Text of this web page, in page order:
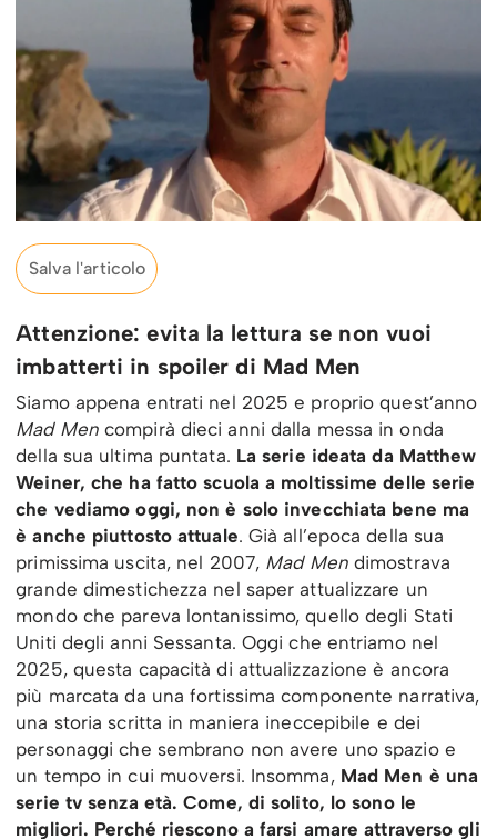
Salva l'articolo
Attenzione: evita la lettura se non vuoi
imbatterti in spoiler di Mad Men
Siamo appena entrati nel 2025 e proprio quest’anno
Mad Mencompirà dieci anni dalla messa in onda
della sua ultima puntata. La serie ideata da Matthew
Weiner, che ha fatto scuola a moltissime delle serie
che vediamo oggi, non è solo invecchiata bene ma
è anche piuttosto attuale. Già all’epoca della sua
primissima uscita, nel 2007, Mad Mendimostrava
grande dimestichezza nel saper attualizzare un
mondo che pareva lontanissimo, quello degli Stati
Uniti degli anni Sessanta. Oggi che entriamo nel
2025, questa capacità di attualizzazione è ancora
più marcata da una fortissima componente narrativa,
una storia scritta in maniera ineccepibile e dei
personaggi che sembrano non avere uno spazio e
un tempo in cui muoversi. Insomma, Mad Men è una
serie tv senza età. Come, di solito, lo sono le
migliori. Perché riescono a farsi amare attraverso gli